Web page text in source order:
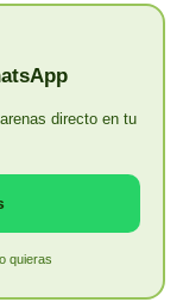
directo en tu
quieras